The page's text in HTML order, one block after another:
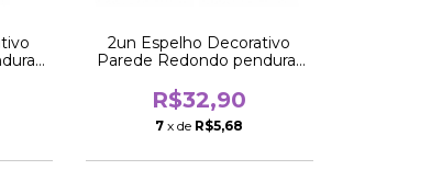
2un Espelho Decorativo
Parede Redondo pendurar
R$32,90
7 x de R$5,68